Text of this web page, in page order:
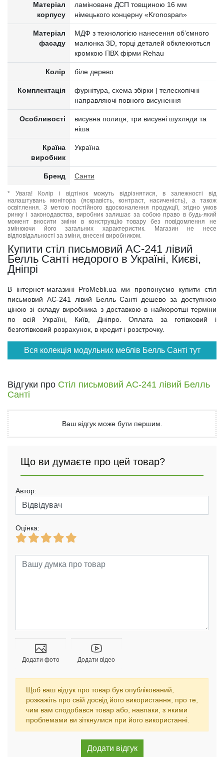
Матеріал
корпусу
ламіноване ДСП товщиною 16 мм
німецького концерну «Kronospan»
Матеріал
фасаду
МДФ з технологією нанесення об’ємного
малюнка 3D, торці деталей обклеюються
кромкою ПВХ фірми Rehau
Колір біле дерево
Комплектація
фурнітура, схема збірки | телескопічні
направляючі повного висунення
Особливості
висувна полиця, три висувні шухляди та
ніша
Країна
виробник
Україна
Бренд Санти
* Увага! Колір і відтінок можуть відрізнятися, в залежності від
налаштувань монітора (яскравість, контраст, насиченість), а також
освітлення. З метою постійного вдосконалення продукції, згідно умов
ринку і законодавства, виробник залишає за собою право в будь-який
момент вносити зміни в конструкцію товару без повідомлення не
змінюючи його загальних характеристик. Магазин не несе
відповідальності за зміни, внесені виробником.
Купити стіл письмовий АС-241 лівий
Белль Санті недорого в Україні, Києві,
Дніпрі
В інтернет-магазині ProMebli.ua ми пропонуємо купити стіл
письмовий АС-241 лівий Белль Санті дешево за доступною
ціною зі складу виробника з доставкою в найкоротші терміни
по всій Україні, Київ, Дніпро. Оплата за готівковий і
безготівковий розрахунок, в кредит і розстрочку.
Вся колекція модульних меблів Белль Санті тут
Відгуки про Стіл письмовий АС-241 лівий Белль
Санті
Ваш відгук може бути першим.
Що ви думаєте про цей товар?
Автор:
Оцінка:
Додати фото Додати відео
Щоб ваш відгук про товар був опублікований,
розкажіть про свій досвід його використання, про те,
чим вам сподобався товар або, навпаки, з якими
проблемами ви зіткнулися при його використанні.